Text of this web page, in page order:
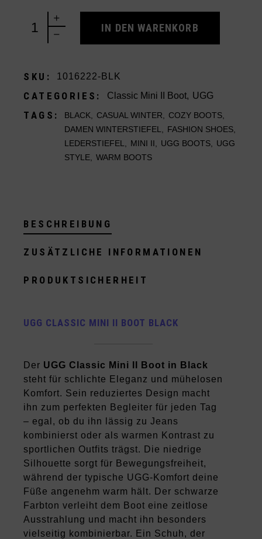
UGG Classic Mini II Boot Black quantity
IN DEN WARENKORB
SKU: 1016222-BLK
CATEGORIES: Classic Mini II Boot, UGG
TAGS: BLACK CASUAL WINTER COZY BOOTS
DAMEN WINTERSTIEFEL
FASHION SHOES
LEDERSTIEFEL
MINI II UGG BOOTS
UGG
STYLE ,WARM BOOTS
BESCHREIBUNG
ZUSÄTZLICHE INFORMATIONEN
PRODUKTSICHERHEIT
UGG CLASSIC MINI II BOOT BLACK
Der UGG Classic Mini II Boot in Black
steht für schlichte Eleganz und mühelosen
Komfort. Sein reduziertes Design macht
ihn zum perfekten Begleiter für jeden Tag
– egal, ob du ihn lässig zu Jeans
kombinierst oder als warmen Kontrast zu
sportlichen Outfits trägst. Die niedrige
Silhouette sorgt für Bewegungsfreiheit,
während der typische UGG-Komfort deine
Füße angenehm warm hält. Der schwarze
Farbton verleiht dem Boot eine zeitlose
Ausstrahlung und macht ihn besonders
vielseitig kombinierbar. Ein Schuh, der